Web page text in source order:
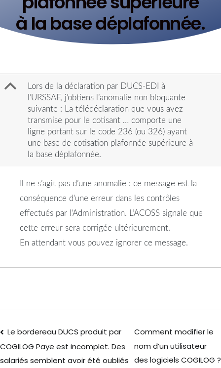
à la base déplafonnée.
B
Lors de la déclaration par DUCS-EDI à
l’URSSAF, j’obtiens l’anomalie non bloquante
suivante : La télédéclaration que vous avez
transmise pour le cotisant … comporte une
ligne portant sur le code 236 (ou 326) ayant
une base de cotisation plafonnée supérieure à
la base déplafonnée.
Il ne s’agit pas d’une anomalie : ce message est la
conséquence d’une erreur dans les contrôles
effectués par l’Administration. L’ACOSS signale que
cette erreur sera corrigée ultérieurement.
En attendant vous pouvez ignorer ce message.
Le bordereau DUCS produit par
COGILOG Paye est incomplet. Des
salariés semblent avoir été oubliés
Comment modifier le
nom d’un utilisateur
des logiciels COGILOG ?